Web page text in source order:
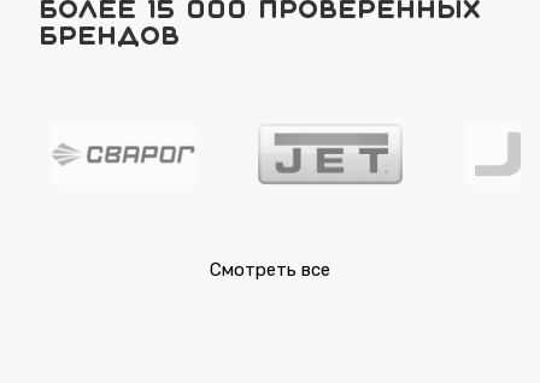
Более 15 000 проверенных
брендов
Смотреть все